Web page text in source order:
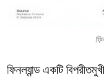
ফিনল্যান্ড একটি